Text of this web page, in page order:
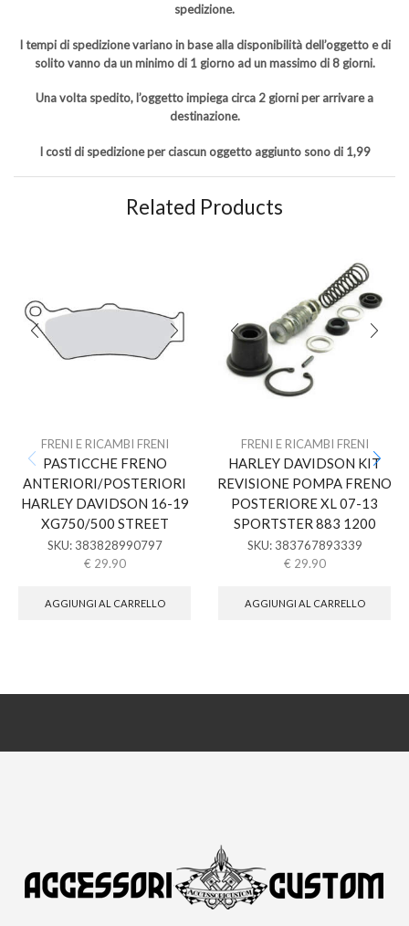
spedizione.
I tempi di spedizione variano in base alla disponibilità dell’oggetto e di
solito vanno da un minimo di 1 giorno ad un massimo di 8 giorni.
Una volta spedito, l’oggetto impiega circa 2 giorni per arrivare a
destinazione.
I costi di spedizione per ciascun oggetto aggiunto sono di 1,99
Related Products
FRENI E RICAMBI FRENI
PASTICCHE FRENO
ANTERIORI/POSTERIORI
HARLEY DAVIDSON 16-19
XG750/500 STREET
SKU: 383828990797
€ 29.90
AGGIUNGI AL CARRELLO
FRENI E RICAMBI FRENI
HARLEY DAVIDSON KIT
REVISIONE POMPA FRENO
POSTERIORE XL 07-13
SPORTSTER 883 1200
SKU: 383767893339
€ 29.90
AGGIUNGI AL CARRELLO